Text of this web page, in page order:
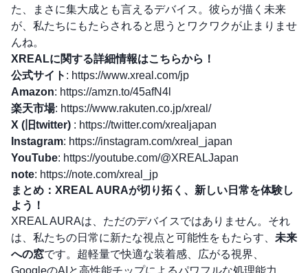
た、まさに集大成とも言えるデバイス。彼らが描く未来
が、私たちにもたらされると思うとワクワクが止まりませ
んね。
XREALに関する詳細情報はこちらから！
公式サイト : https://www.xreal.com/jp
Amazon: https://amzn.to/45afN4l
楽天市場: https://www.rakuten.co.jp/xreal/
X (旧twitter) : https://twitter.com/xrealjapan
Instagram: https://instagram.com/xreal_japan
YouTube: https://youtube.com/@XREALJapan
note: https://note.com/xreal_jp
まとめ：XREAL AURAが切り拓く、新しい日常を体験し
よう！
XREAL AURAは、ただのデバイスではありません。それ
は、私たちの日常に新たな視点と可能性をもたらす、 未来
への窓です。超軽量で快適な装着感、広がる視界、